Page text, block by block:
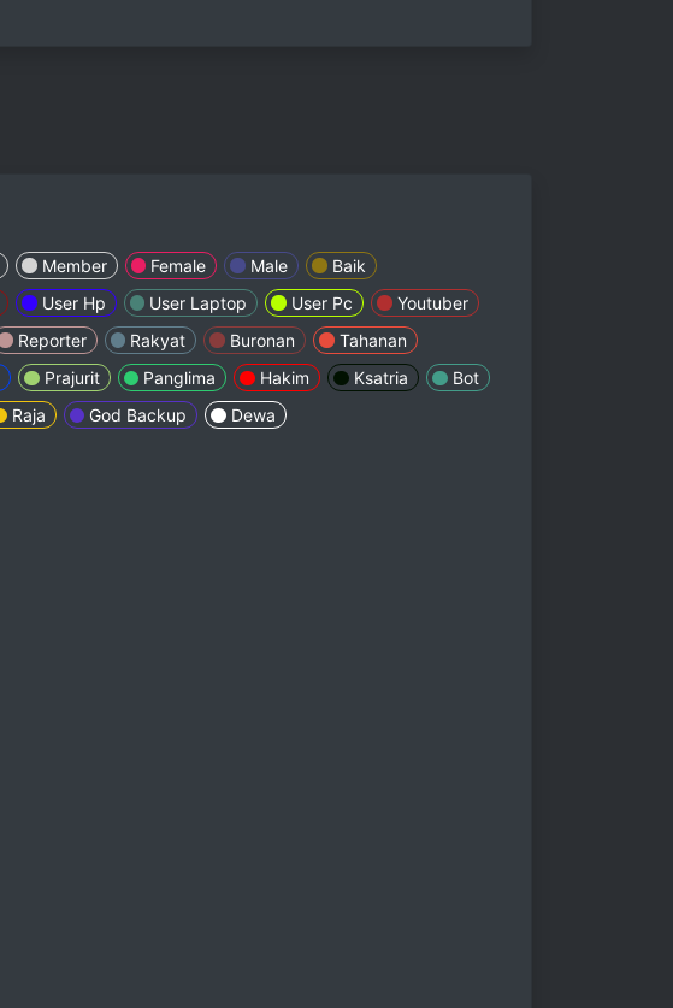
Member Female Male
Baik
User Hp User Laptop User Pc
Youtuber
Reporter Rakyat Buronan
Tahanan
Prajurit Panglima Hakim Ksatria
Bot
Raja God Backup Dewa